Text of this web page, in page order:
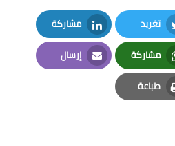
تغريد
Twitter
مشاركة
LinkedIn
مشاركة
Whatsapp
إرسال
Email
طباعة
Print